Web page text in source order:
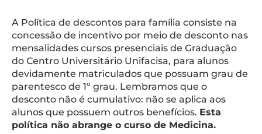
A Política de descontos para família consiste na
concessão de incentivo por meio de desconto nas
mensalidades cursos presenciais de Graduação
do Centro Universitário Unifacisa, para alunos
devidamente matriculados que possuam grau de
parentesco de 1º grau. Lembramos que o
desconto não é cumulativo: não se aplica aos
alunos que possuem outros benefícios. Esta
política não abrange o curso de Medicina.